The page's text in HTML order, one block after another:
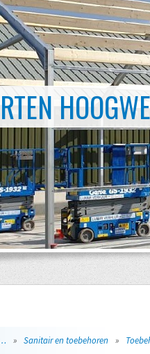
KLEIN TOT
» Sanitair en toebehoren »